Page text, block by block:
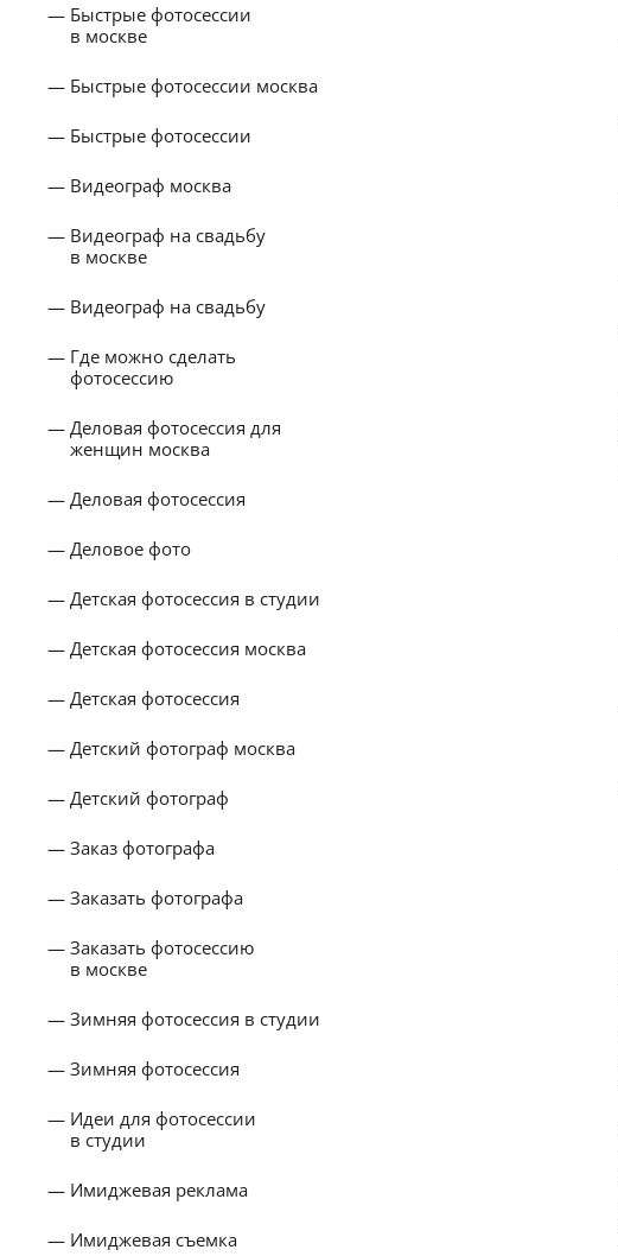
Быстрые фотосессии
в москве
Быстрые фотосессии москва
Быстрые фотосессии
Видеограф москва
Видеограф на свадьбу
в москве
Видеограф на свадьбу
Где можно сделать
фотосессию
Деловая фотосессия для
женщин москва
Деловая фотосессия
Деловое фото
Детская фотосессия в студии
Детская фотосессия москва
Детская фотосессия
Детский фотограф москва
Детский фотограф
Заказ фотографа
Заказать фотографа
Заказать фотосессию
в москве
Зимняя фотосессия в студии
Зимняя фотосессия
Идеи для фотосессии
в студии
Имиджевая реклама
Имиджевая съемка